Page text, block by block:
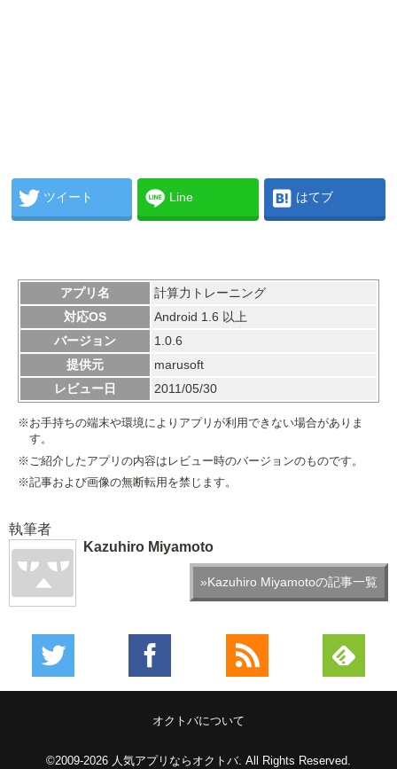
ツイート Line はてブ
アプリ名
計算力トレーニング
対応OS
Android 1.6 以上
バージョン
1.0.6
提供元
marusoft
レビュー日
2011/05/30
※お手持ちの端末や環境によりアプリが利用できない場合がありま
す。
※ご紹介したアプリの内容はレビュー時のバージョンのものです。
※記事および画像の無断転用を禁じます。
執筆者
Kazuhiro Miyamoto
»Kazuhiro Miyamotoの記事一覧
オクトバについて
©2009-2026 人気アプリならオクトバ. All Rights Reserved.